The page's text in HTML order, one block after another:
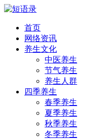
首页
网络资讯
养生文化
中医养生
节气养生
养生人群
四季养生
春季养生
夏季养生
秋季养生
冬季养生